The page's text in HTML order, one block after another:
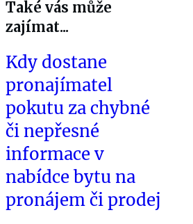
Také vás může
zajímat...
Kdy dostane
pronajímatel
pokutu za chybné
či nepřesné
informace v
nabídce bytu na
pronájem či prodej